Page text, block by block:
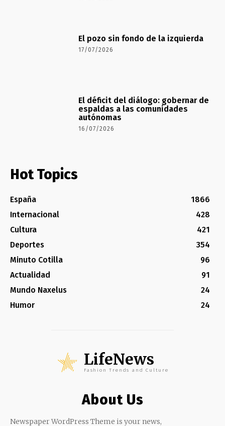
El pozo sin fondo de la izquierda
17/07/2026
El déficit del diálogo: gobernar de
espaldas a las comunidades
autónomas
16/07/2026
Hot Topics
España
1866
Internacional
428
Cultura
421
Deportes
354
Minuto Cotilla
96
Actualidad
91
Mundo Naxelus
24
Humor
24
LifeNews
Fashion Trends and Culture
About Us
Newspaper WordPress Theme is your news,